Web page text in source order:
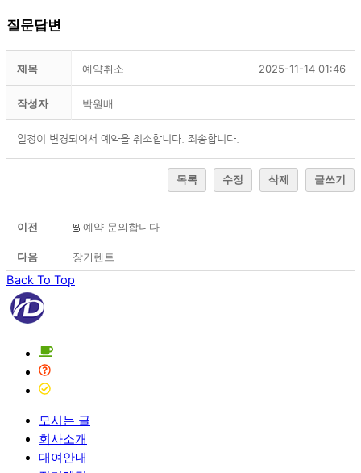
질문답변
제목 예약취소 2025-11-14 01:46
작성자 박원배
일정이 변경되어서 예약을 취소합니다. 죄송합니다.
목록 수정 삭제 글쓰기
이전 예약 문의합니다
다음 장기렌트
Back To Top
모시는 글
회사소개
대여안내